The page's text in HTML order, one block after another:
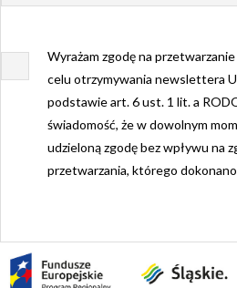
Wyrażam zgodę na
celu otrzymywania newslettera
podstawie art. 6 ust. 1 lit. a
świadomość, że w dowolnym
udzieloną zgodę bez wpływu na
przetwarzania, którego